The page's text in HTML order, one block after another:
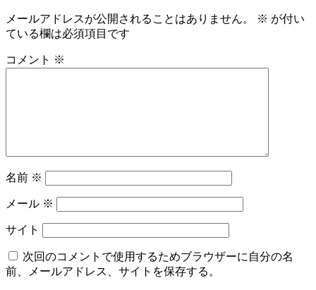
メールアドレスが公開されることはありません。 ※ が付い
ている欄は必須項目です
コメント ※
名前 ※
メール ※
サイト
次回のコメントで使用するためブラウザーに自分の名
前、メールアドレス、サイトを保存する。